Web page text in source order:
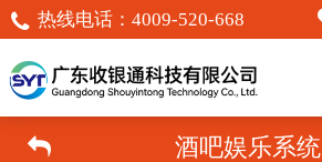
热线电话： 4009-520-668
酒吧娱乐系统